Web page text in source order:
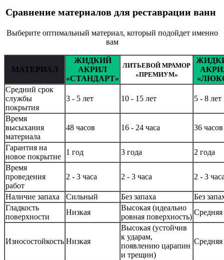
Сравнение материалов для реставрации ванн
Выберите оптимальный материал, который подойдет именно
вам
МАТЕРИАЛ
ЖИДКИЙ
АКРИЛ
«СТАНДАРТ»
ЛИТЬЕВОЙ МРАМОР
«ПРЕМИУМ»
Средний срок
службы
покрытия
3 - 5 лет 10 - 15 лет 5 - 8 лет
Время
высыхания
материала
48 часов 16 - 24 часа 36 часов
Гарантия на
новое покрытие
1 год 3 года
2 года
Время
проведения
работ
2 - 3 часа 2 - 3 часа 2 - 3
Наличие запаха Сильный Без запаха
Без
Гладкость
поверхности
Низкая
Высокая (идеально
ровная поверхность)
Средняя
Износостойкость Низкая
Высокая (устойчив
к ударам,
появлению царапин
и трещин)
Средняя